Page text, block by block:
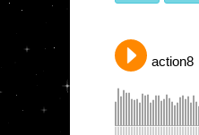
action8